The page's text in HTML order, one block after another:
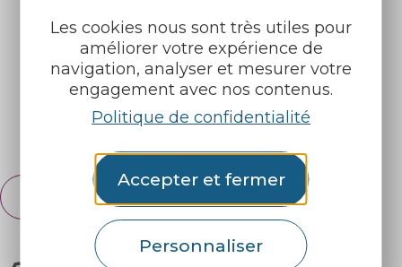
Les cookies nous sont très utiles pour
améliorer votre expérience de
navigation, analyser et mesurer votre
engagement avec nos contenus.
Politique de confidentialité
Accepter et fermer
Personnaliser
Nos brochures
Météo
Retrouvez-nous sur :
Français
English